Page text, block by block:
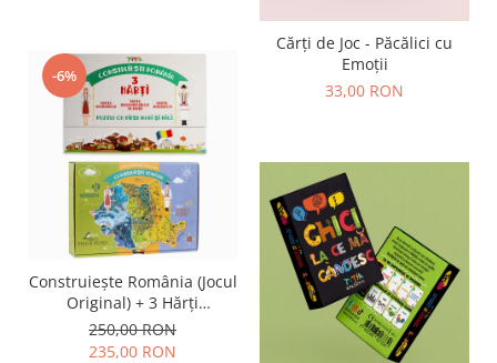
Cărți de Joc - Păcălici cu
Emoții
33,00 RON
-6%
Construiește România (Jocul
Original) + 3 Hărți
Suplimentare
250,00 RON
235,00 RON